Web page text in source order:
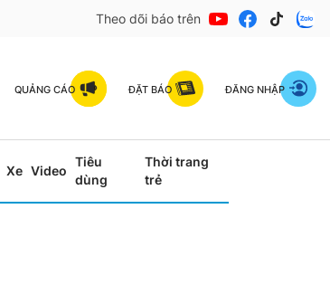
Theo dõi báo trên
QUẢNG CÁO ĐẶT BÁO ĐĂNG NHẬP
Xe Video
Tiêu
dùng
Thời trang
trẻ